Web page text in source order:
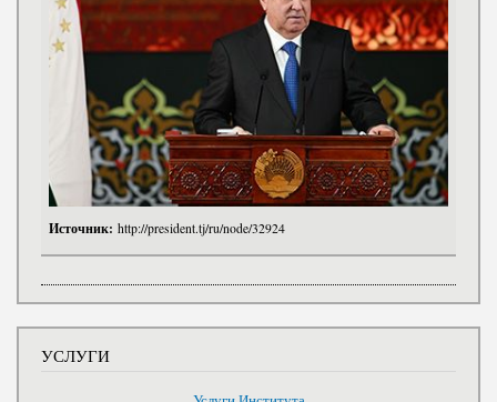
Источник: http://president.tj/ru/node/32924
УСЛУГИ